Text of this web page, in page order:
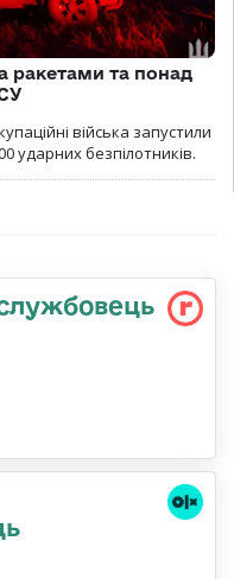
ракетами та понад
війська запустили
ударних безпілотників.